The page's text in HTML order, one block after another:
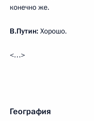
конечно же.
В.Путин: Хорошо.
<…>
География